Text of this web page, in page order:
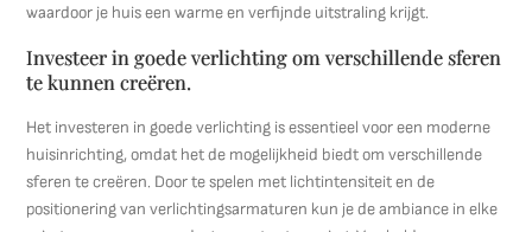
waardoor je huis een warme en verfijnde uitstraling krijgt.
Investeer in goede verlichting om verschillende sferen
te kunnen creëren.
Het investeren in goede verlichting is essentieel voor een moderne
huisinrichting, omdat het de mogelijkheid biedt om verschillende
sferen te creëren. Door te spelen met lichtintensiteit en de
positionering van verlichtingsarmaturen kun je de ambiance in elke